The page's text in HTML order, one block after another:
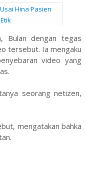
Hina Pasien
Bulan dengan tegas
tersebut. Ia mengaku
video yang
seorang netizen,
mengatakan bahka